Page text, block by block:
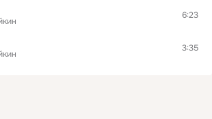
6:23
3:35